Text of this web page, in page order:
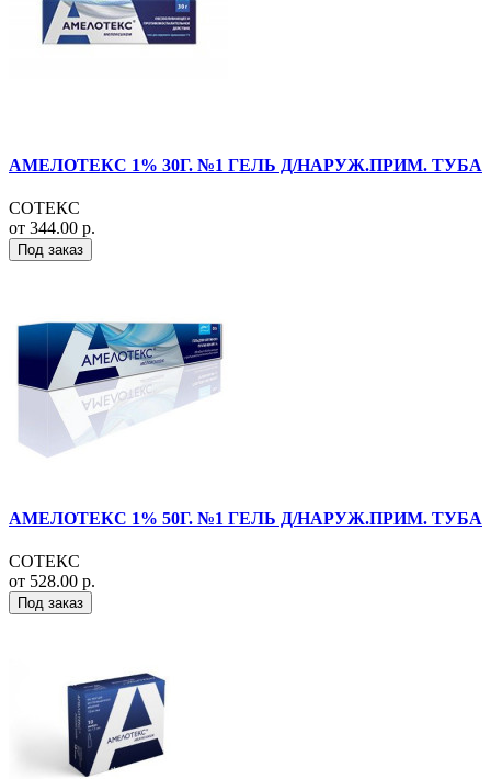
АМЕЛОТЕКС 1% 30Г. №1 ГЕЛЬ Д/НАРУЖ.ПРИМ. ТУБА
СОТЕКС
от 344.00 р.
Под заказ
АМЕЛОТЕКС 1% 50Г. №1 ГЕЛЬ Д/НАРУЖ.ПРИМ. ТУБА
СОТЕКС
от 528.00 р.
Под заказ